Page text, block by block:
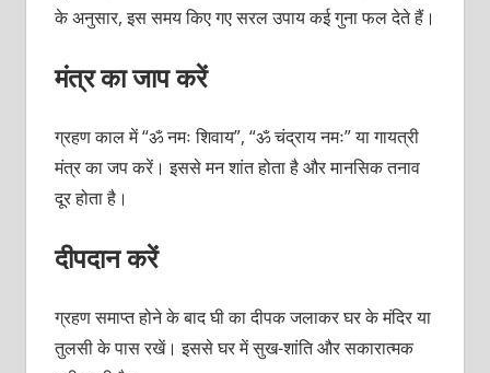
के अनुसार, इस समय किए गए सरल उपाय कई गुना फल देते हैं।
मंत्र का जाप करें
ग्रहण काल में “ॐ नमः शिवाय”, “ॐ चंद्राय नमः” या गायत्री
मंत्र का जप करें। इससे मन शांत होता है और मानसिक तनाव
दूर होता है।
दीपदान करें
ग्रहण समाप्त होने के बाद घी का दीपक जलाकर घर के मंदिर या
तुलसी के पास रखें। इससे घर में सुख-शांति और सकारात्मक